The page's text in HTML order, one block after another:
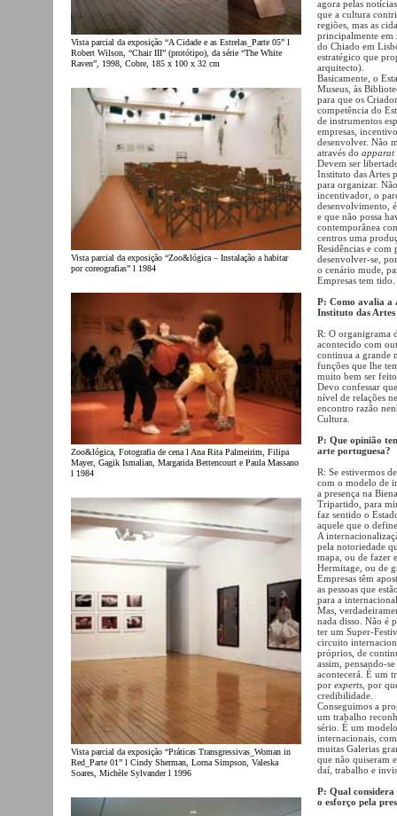
Vista parcial da exposição “A Cidade e as Estrelas_Parte 05” l
Robert Wilson, “Chair III” (protótipo), da série “The White
Raven”, 1998, Cobre, 185 x 100 x 32 cm
Vista parcial da exposição “Zoo&lógica – Instalação a habitar
por coreografias” l 1984
Zoo&lógica, Fotografia de cena l Ana Rita Palmeirim, Filipa
Mayer, Gagik Ismalian, Margarida Bettencourt e Paula Massano
l 1984
Vista parcial da exposição “Práticas Transgressivas_Woman in
Red_Parte 01” l Cindy Sherman, Lorna Simpson, Valeska
Soares, Michèle Sylvander l 1996
agora pelas
que a cultura
regiões, mas as
principalmente em
do Chiado em
estratégico que
arquitecto).
Basicamente, o
Museus, às
para que os
competência do
de instrumentos
empresas,
desenvolver. Não
através do apparat
Devem ser
Instituto das Artes
para organizar.
incentivador, o
desenvolvimento,
e que não possa
contemporânea
centros uma
Residências e com
desenvolver-se,
o cenário mude,
Empresas tem tido.
P: Como avalia a
Instituto das
R: O organigrama
acontecido com
continua a grande
funções que lhe
muito bem ser
Devo confessar
nível de relações
encontro razão
Cultura.
P: Que opinião
arte portuguesa?
R: Se estivermos
com o modelo de
a presença na
Tripartido, para
faz sentido o
aquele que o
A
pela notoriedade
mapa, ou de fazer
Hermitage, ou de
Empresas têm
as pessoas que
para a
Mas,
nada disso. Não é
ter um Super-
circuito
próprios, de
assim, pensando-
acontecerá. É um
por experts , por
credibilidade.
Conseguimos a
um trabalho
sério. É um
internacionais,
muitas Galerias
que não quiseram
daí, trabalho e
P: Qual considera
o esforço pela